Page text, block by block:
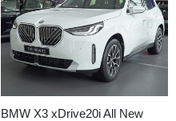
BMW X3 xDrive20i All New